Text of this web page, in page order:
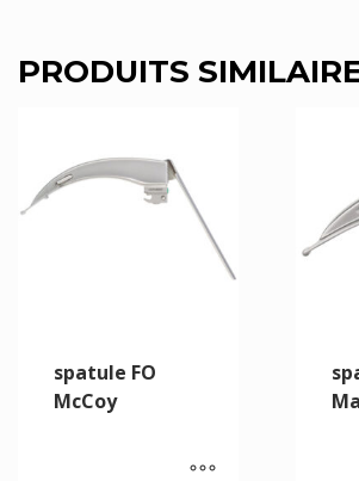
PRODUITS
spatule FO
McCoy